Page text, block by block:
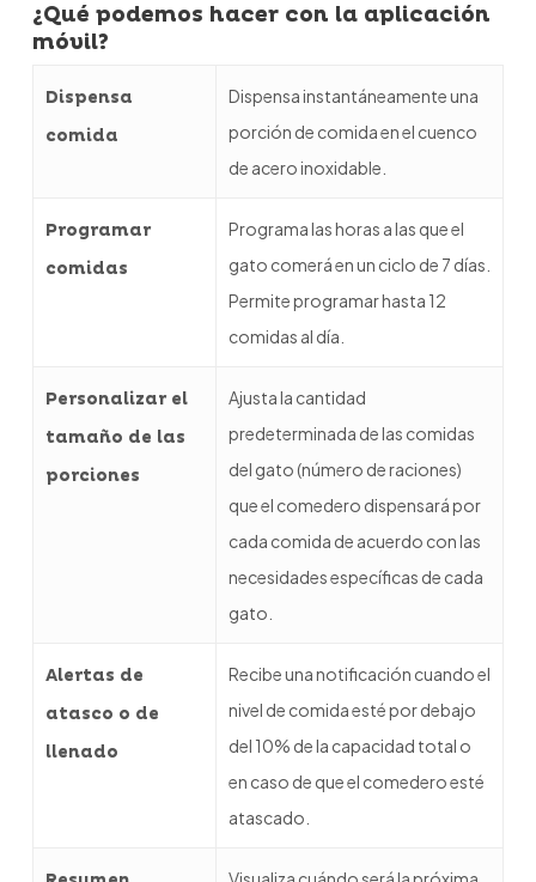
¿Qué podemos hacer con la aplicación
móvil?
Dispensa
comida
Dispensa instantáneamente una
porción de comida en el cuenco
de acero inoxidable.
Programar
comidas
Programa las horas a las que el
gato comerá en un ciclo de 7 días.
Permite programar hasta 12
comidas al día.
Personalizar el
tamaño de las
porciones
Ajusta la cantidad
predeterminada de las comidas
del gato (número de raciones)
que el comedero dispensará por
cada comida de acuerdo con las
necesidades específicas de cada
gato.
Alertas de
atasco o de
llenado
Recibe una notificación cuando el
nivel de comida esté por debajo
del 10% de la capacidad total o
en caso de que el comedero esté
atascado.